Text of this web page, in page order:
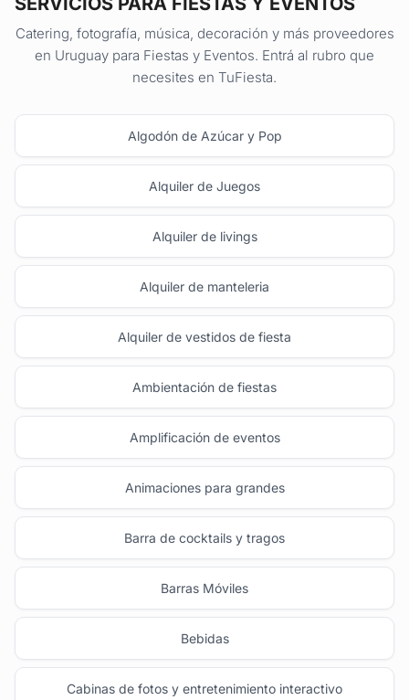
Catering, fotografía, música, decoración y más proveedores
en Uruguay para Fiestas y Eventos. Entrá al rubro que
necesites en TuFiesta.
Algodón de Azúcar y Pop
Alquiler de Juegos
Alquiler de livings
Alquiler de manteleria
Alquiler de vestidos de fiesta
Ambientación de fiestas
Amplificación de eventos
Animaciones para grandes
Barra de cocktails y tragos
Barras Móviles
Bebidas
Cabinas de fotos y entretenimiento interactivo